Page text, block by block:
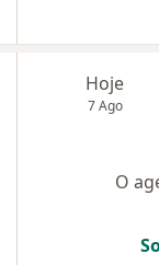
Hoje
7 Ago
O